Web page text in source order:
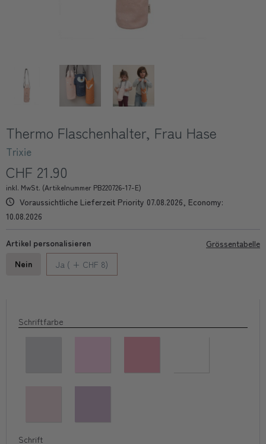
Thermo Flaschenhalter, Frau Hase
Trixie
CHF 21.90
inkl. MwSt. (Artikelnummer PB220726-17-E)
Voraussichtliche Lieferzeit Priority 07.08.2026, Economy:
10.08.2026
Grössentabelle
Artikel personalisieren
Nein
Ja ( + CHF 8)
Schriftfarbe
Schrift